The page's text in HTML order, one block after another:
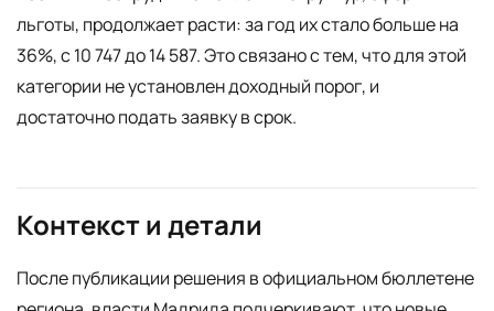
льготы, продолжает расти: за год их стало больше на
36%, с 10 747 до 14 587. Это связано с тем, что для этой
категории не установлен доходный порог, и
достаточно подать заявку в срок.
Контекст и детали
После публикации решения в официальном бюллетене